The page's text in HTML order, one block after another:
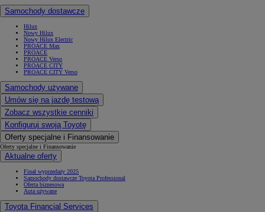
Samochody dostawcze
Hilux
Nowy Hilux
Nowy Hilux Electric
PROACE Max
PROACE
PROACE Verso
PROACE CITY
PROACE CITY Verso
Samochody używane
Umów się na jazdę testową
Zobacz wszystkie cenniki
Konfiguruj swoją Toyotę
Oferty specjalne i Finansowanie
Oferty specjalne i Finansowanie
Aktualne oferty
Finał wyprzedaży 2025
Samochody dostawcze Toyota Professional
Oferta biznesowa
Auta używane
Toyota Financial Services